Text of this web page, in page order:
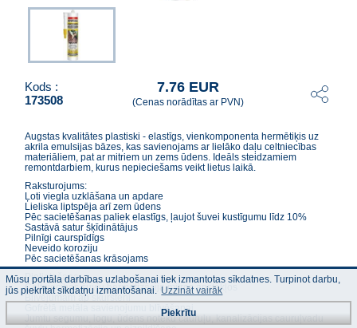
Kods :
173508
7.76 EUR
(Cenas norādītas ar PVN)
Augstas kvalitātes plastiski - elastīgs, vienkomponenta hermētiķis uz
akrila emulsijas bāzes, kas savienojams ar lielāko daļu celtniecības
materiāliem, pat ar mitriem un zems ūdens. Ideāls steidzamiem
remontdarbiem, kurus nepieciešams veikt lietus laikā.
Raksturojums:
Ļoti viegla uzklāšana un apdare
Lieliska liptspēja arī zem ūdens
Pēc sacietēšanas paliek elastīgs, ļaujot šuvei kustīgumu līdz 10%
Sastāvā satur šķīdinātājus
Pilnīgi caurspīdīgs
Neveido koroziju
Pēc sacietēšanas krāsojams
Pielietošana:
Celtniecības šuvju hermetizācija mitros apstākļos
Blīvējumam ap skursteni
Gofrētā metāla savienojumu blīvēšanai
Jumtu segumu, logu, ūdens noteku cauruļu, kanalizācijas cauruļvadu
Mūsu portāla darbības uzlabošanai tiek izmantotas sīkdatnes. Turpinot darbu,
jūs piekrītat sīkdatņu izmantošanai. Uzzināt vairāk
Piekrītu